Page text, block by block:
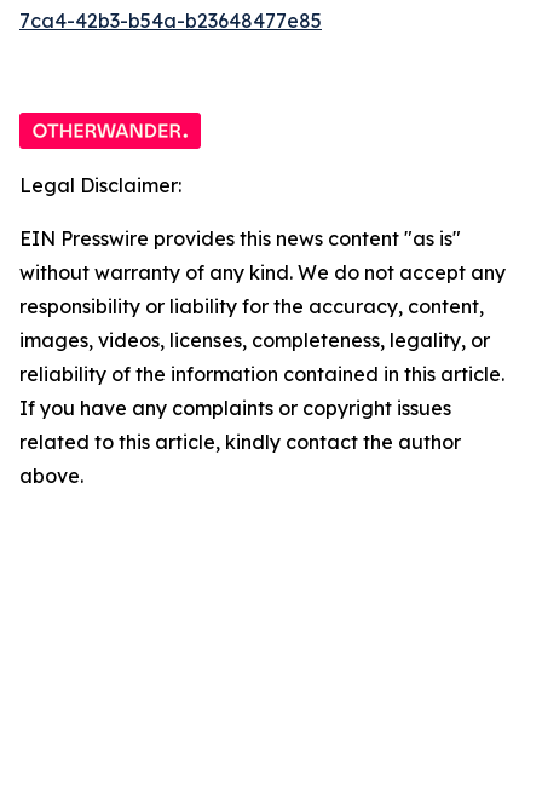
7ca4-42b3-b54a-b23648477e85
Legal Disclaimer:
EIN Presswire provides this news content "as is"
without warranty of any kind. We do not accept any
responsibility or liability for the accuracy, content,
images, videos, licenses, completeness, legality, or
reliability of the information contained in this article.
If you have any complaints or copyright issues
related to this article, kindly contact the author
above.